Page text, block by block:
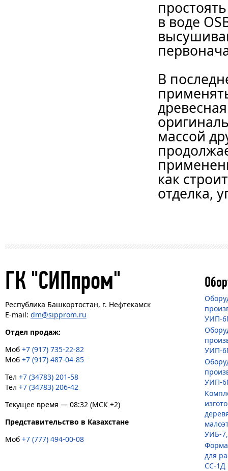
в воде
В
массой
как
отделка,
ГК "СИПпром"
Республика Башкортостан, г. Нефтекамск
E-mail: dm@sipprom.ru
Отдел продаж:
Моб +7 (917) 735-22-82
Моб +7 (917) 487-04-85
Тел +7 (34783) 201-58
Тел +7 (34783) 206-42
Текущее время — 08:32 (МСК +2)
Представительство в Казахстане
Моб +7 (777) 494-00-08
УИП-
УИП-
УИП-
УИБ-
для
СС-1Д